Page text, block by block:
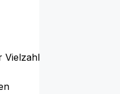
Vielzahl